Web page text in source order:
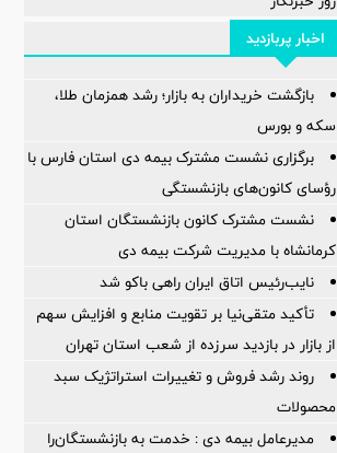
اخبار پربازدید
بازگشت خریداران به بازار؛ رشد همزمان طلا،
سکه و بورس
برگزاری نشست مشترک بیمه دی استان فارس با
رؤسای کانون‌های بازنشستگی
نشست مشترک کانون بازنشستگان استان
کرمانشاه با مدیریت شرکت بیمه دی
نایب‌رئیس اتاق ایران راهی باکو شد
تأکید متقی‌نیا بر تقویت منابع و افزایش سهم
از بازار در بازدید سرزده از شعب استان تهران
روند رشد فروش و تغییرات استراتژیک سبد
محصولات
مدیرعامل بیمه دی : خدمت به بازنشستگان‌را